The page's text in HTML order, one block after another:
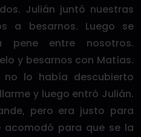
Julián juntó nuestras
a besarnos. Luego se
entre nosotros.
y besarnos con Matías.
no lo había descubierto
y luego entró Julián.
pero era justo para
acomodó para que se la